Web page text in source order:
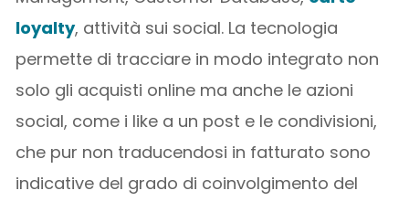
loyalty, attività sui social. La tecnologia
permette di tracciare in modo integrato non
solo gli acquisti online ma anche le azioni
social, come i like a un post e le condivisioni,
che pur non traducendosi in fatturato sono
indicative del grado di coinvolgimento del